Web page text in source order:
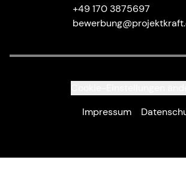
+49 170 3875697
Impressum